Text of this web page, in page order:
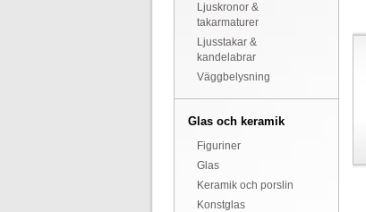
Ljuskronor &
takarmaturer
Ljusstakar &
kandelabrar
Väggbelysning
Glas och keramik
Figuriner
Glas
Keramik och porslin
Konstglas